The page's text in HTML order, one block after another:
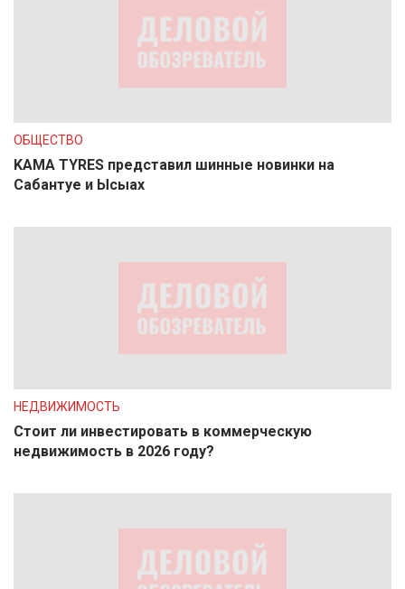
ОБЩЕСТВО
KAMA TYRES представил шинные новинки на
Сабантуе и Ысыах
НЕДВИЖИМОСТЬ
Стоит ли инвестировать в коммерческую
недвижимость в 2026 году?